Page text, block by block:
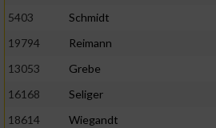
5403
Schmidt
19794
Reimann
13053
Grebe
16168
Seliger
18614
Wiegandt